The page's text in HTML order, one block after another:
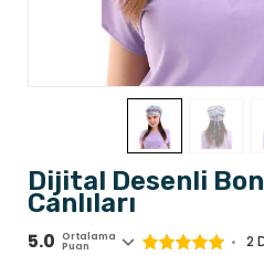
Dijital Desenli
Canlıları
5.0 Ortalama
Puan 2